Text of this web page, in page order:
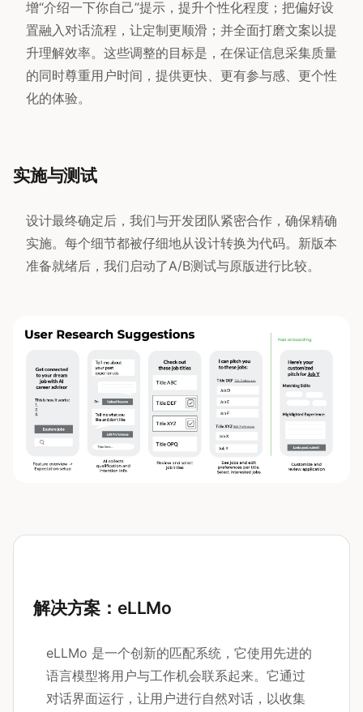
增“介绍一下你自己”提示，提升个性化程度；把偏好设
置融入对话流程，让定制更顺滑；并全面打磨文案以提
升理解效率。这些调整的目标是，在保证信息采集质量
的同时尊重用户时间，提供更快、更有参与感、更个性
化的体验。
实施与测试
设计最终确定后，我们与开发团队紧密合作，确保精确
实施。每个细节都被仔细地从设计转换为代码。新版本
准备就绪后，我们启动了A/B测试与原版进行比较。
解决方案：eLLMo
eLLMo 是一个创新的匹配系统，它使用先进的
语言模型将用户与工作机会联系起来。它通过
对话界面运行，让用户进行自然对话，以收集